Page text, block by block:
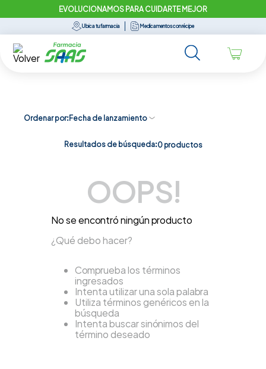
EVOLUCIONAMOS PARA CUIDARTE MEJOR
Ubica tu farmacia Medicamentos con récipe
Ordenar por Fecha de lanzamiento
Resultados de búsqueda:0 productos
OOPS!
No se encontró ningún producto
¿Qué debo hacer?
Comprueba los términos
ingresados
Intenta utilizar una sola palabra
Utiliza términos genéricos en la
búsqueda
Intenta buscar sinónimos del
término deseado